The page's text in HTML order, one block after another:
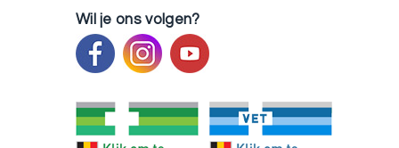
Wil je ons volgen?